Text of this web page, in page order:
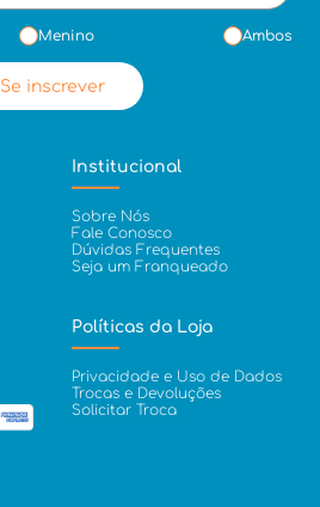
Menino Ambos
Se inscrever
Institucional
Sobre Nós
Fale Conosco
Dúvidas Frequentes
Seja um Franqueado
Políticas da Loja
Privacidade e Uso de Dados
Trocas e Devoluções
Solicitar Troca